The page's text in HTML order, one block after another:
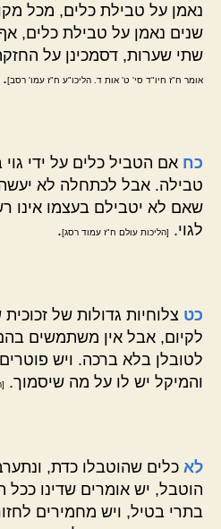
נאמן על טבילת כלים, מכל
שנים נאמן על טבילת כלים,
שתי שערות, דסמכינן על
אומר ח"ז חיו"ד סי' ט' אות ד. הליכו"ע ח"ז עמו' רסב].
כח אם הטביל כלים על ידי
טבילה. אבל לכתחלה לא
שאם לא יטבילם בעצמו אינו
לגוי.
[הליכות עולם ח"ז עמוד רסג].
כט צלוחיות גדולות של
לקיום, אבל אין משתמשים
לטובלן בלא ברכה. ויש
והמיקל יש לו על מה שיסמוך.
לא כלים שהוטבלו כדת,
הוטבל, יש אומרים שדינו
בתרי בטיל, ויש מחמירים